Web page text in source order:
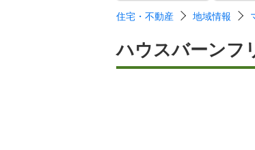
住宅・不動産 地域情報
ハウスバーンフ